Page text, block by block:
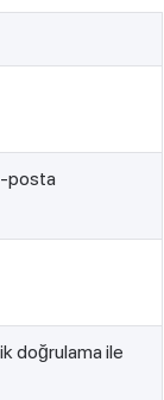
posta
doğrulama ile